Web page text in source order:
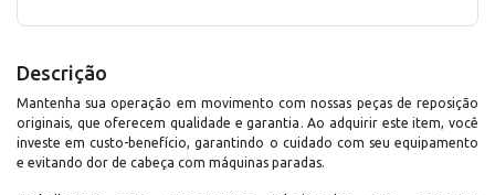
Descrição
Mantenha sua operação em movimento com nossas peças de reposição
originais, que oferecem qualidade e garantia. Ao adquirir este item, você
investe em custo-benefício, garantindo o cuidado com seu equipamento
e evitando dor de cabeça com máquinas paradas.